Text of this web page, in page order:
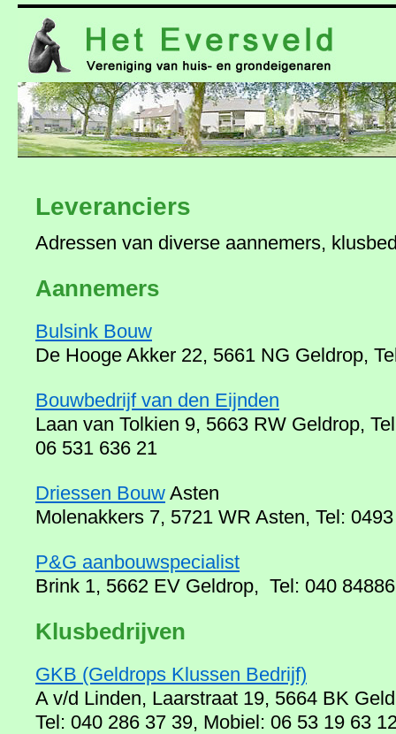
inhoud
Leveranciers
Adressen van diverse aannemers,
Aannemers
Bulsink Bouw
De Hooge Akker 22, 5661 NG Geldrop,
Bouwbedrijf van den Eijnden
Laan van Tolkien 9, 5663 RW Geldrop,
06 531 636 21
Driessen Bouw Asten
Molenakkers 7, 5721 WR Asten, Tel:
P&G aanbouwspecialist
Brink 1, 5662 EV Geldrop, Tel: 040
Klusbedrijven
GKB (Geldrops Klussen Bedrijf)
A v/d Linden, Laarstraat 19, 5664 BK
Tel: 040 286 37 39, Mobiel: 06 53 19 63